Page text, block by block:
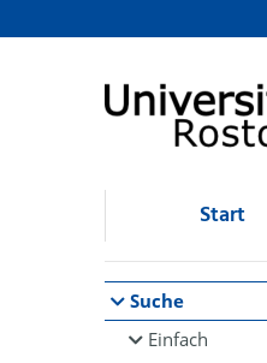
Browsen
direkt zum Inhalt
Start
Suche
Einfach